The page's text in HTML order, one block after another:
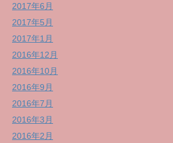
2017年6月
2017年5月
2017年1月
2016年12月
2016年10月
2016年9月
2016年7月
2016年3月
2016年2月